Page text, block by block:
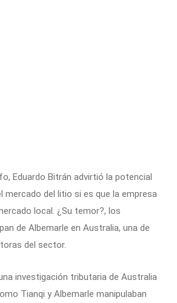
Eduardo Bitrán advirtió la potencial
mercado del litio si es que la empresa
local. ¿Su temor?, los
de Albemarle en Australia, una de
del sector.
investigación tributaria de Australia
Tianqi y Albemarle manipulaban